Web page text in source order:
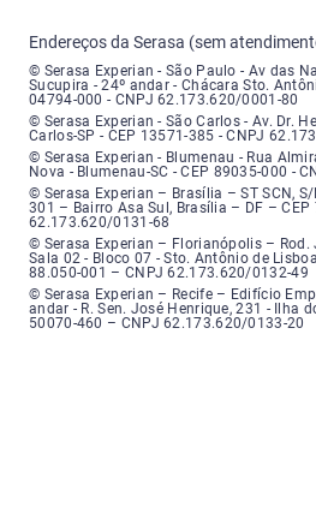
Endereços da Serasa (sem
Serasa Experian - São Paulo - Endereço:
© Serasa Experian - São Paulo - Av das
Sucupira - 24º andar - Chácara Sto.
04794-000 - CNPJ 62.173.620/0001-80
Serasa Experian - São Carlos -
© Serasa Experian - São Carlos - Av. Dr.
Carlos-SP - CEP 13571-385 - CNPJ
Serasa Experian - Blumenau - Endereço:
© Serasa Experian - Blumenau - Rua
Nova - Blumenau-SC - CEP 89035-000 -
Serasa Experian - Brasília, Endereço:
© Serasa Experian – Brasília – ST SCN,
301 – Bairro Asa Sul, Brasília – DF – CEP
62.173.620/0131-68
Serasa Experian - Florianópolis,
© Serasa Experian – Florianópolis – Rod.
Sala 02 - Bloco 07 - Sto. Antônio de
88.050-001 – CNPJ 62.173.620/0132-49
Serasa Experian - Recife, Endereço:
© Serasa Experian – Recife – Edifício
andar - R. Sen. José Henrique, 231 - Ilha
50070-460 – CNPJ 62.173.620/0133-20